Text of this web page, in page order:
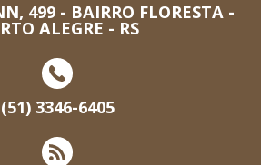
499 - BAIRRO FLORESTA -
ALEGRE - RS
(51) 3346-6405